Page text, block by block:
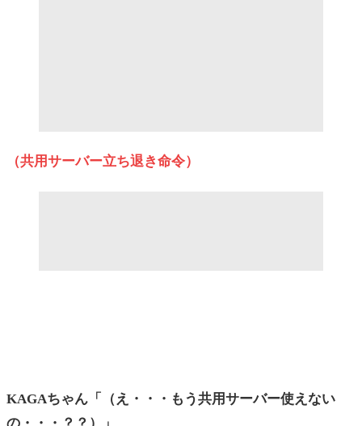
（共用サーバー立ち退き命令）
KAGAちゃん「（え・・・もう共用サーバー使えない